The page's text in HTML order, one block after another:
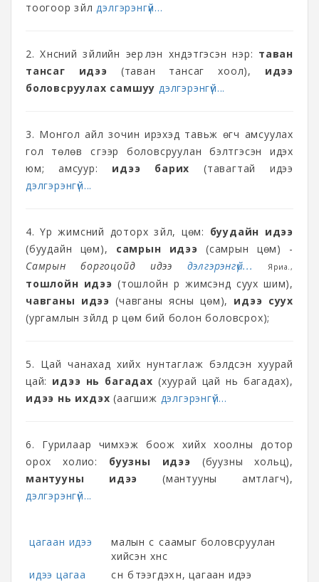
тоогоор зүйлдэлгэрэнгүй...
2. Хүнсний зүйлийн эерүүлэн хүндэтгэсэн нэр: таван
тансаг идээ (таван тансаг хоол), идээ
боловсруулах самшуу дэлгэрэнгүй...
3. Монгол айл зочин ирэхэд тавьж өгч амсуулах
гол төлөв сүүгээр боловсруулан бэлтгэсэн идэх
юм; амсуур: идээ барих (тавагтай идээ
дэлгэрэнгүй...
4. Үр жимсний доторх зүйл, цөм: буудайн идээ
(буудайн цөм), самрын идээ
(самрын цөм) -
Самрын боргоцойд идээ дэлгэрэнгүй... Яриа.,
тошлойн идээ (тошлойн үр жимсэнд суух шим),
чавганы идээ (чавганы ясны цөм), идээ суух
(ургамлын зүйлд үр цөм бий болон боловсрох);
5. Цай чанахад хийх нунтаглаж бэлдсэн хуурай
цай: идээ нь багадах (хуурай цай нь багадах),
идээ нь ихдэх (аагшиж дэлгэрэнгүй...
6. Гурилаар чимхэж боож хийх хоолны дотор
орох холио: буузны идээ (буузны хольц),
мантууны идээ
(мантууны амтлагч),
дэлгэрэнгүй...
цагаан идээ
малын сүү саамыг боловсруулан
хийсэн хүнс
идээ цагаа
сүүн бүтээгдэхүүн, цагаан идээ